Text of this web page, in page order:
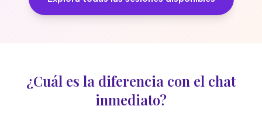
¿Cuál es la diferencia con el chat
inmediato?